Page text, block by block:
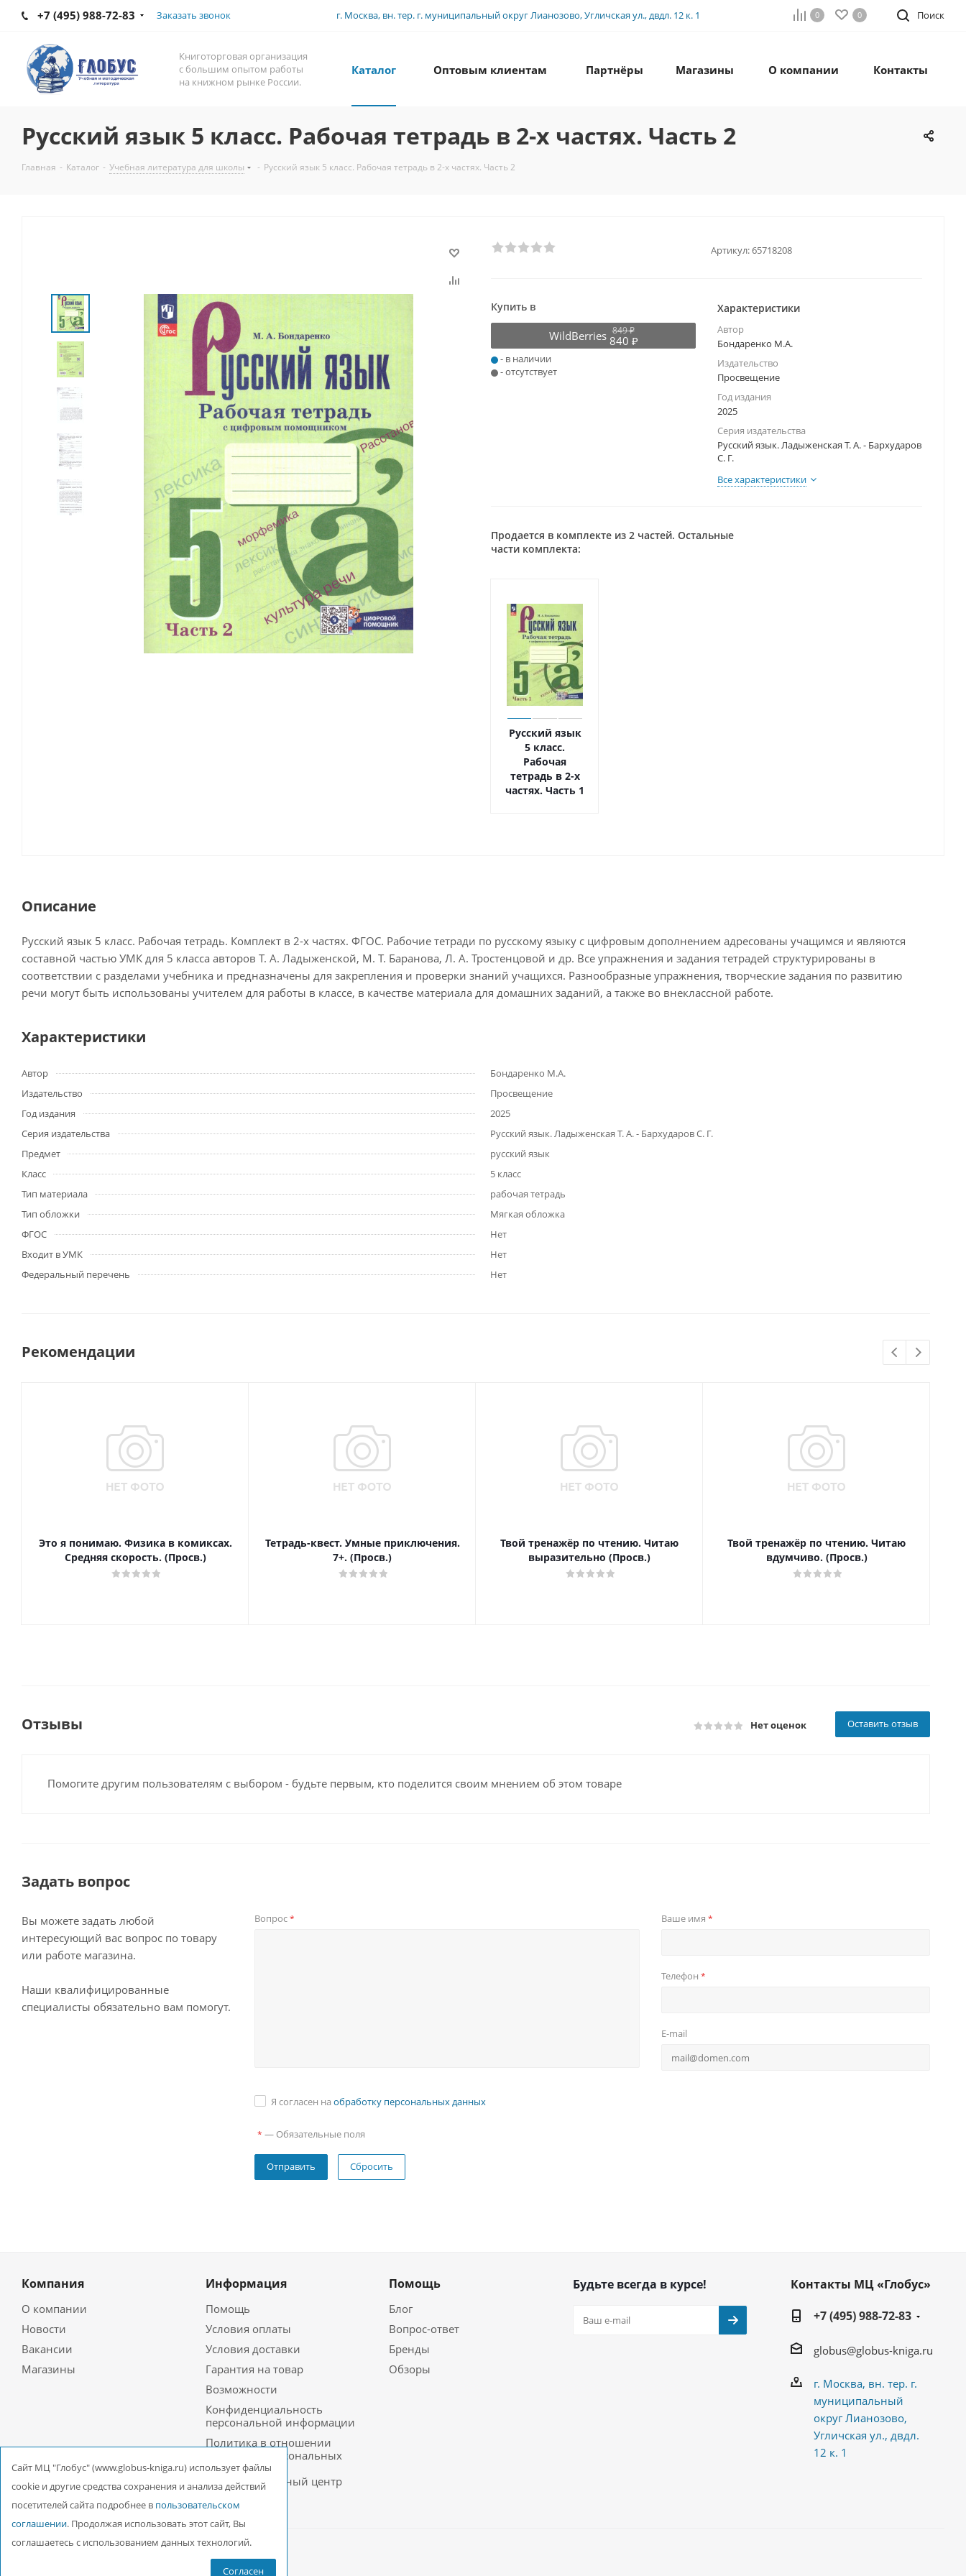
+7 (495) 988-72-83 Заказать звонок г. Москва, вн. тер. г. муниципальный округ Лианозово, Угличская ул., двдл. 12 к. 1 Поиск
0 0
Книготорговая организация
с большим опытом работы
на книжном рынке России.
Каталог Оптовым клиентам Партнёры Магазины О компании Контакты
Русский язык 5 класс. Рабочая тетрадь в 2-х частях. Часть 2
Главная - Каталог - Учебная литература для школы - Русский язык 5 класс. Рабочая тетрадь в 2-х частях. Часть 2
Артикул:65718208
Купить в
WildBerries 849 ₽
840 ₽
- в наличии
- отсутствует
Характеристики
Автор
Бондаренко М.А.
Издательство
Просвещение
Год издания
2025
Серия издательства
Русский язык. Ладыженская Т. А. - Бархударов
С. Г.
Все характеристики
Продается в комплекте из 2 частей. Остальные
части комплекта:
Русский язык
5 класс.
Рабочая
тетрадь в 2-х
частях. Часть 1
Описание
Русский язык 5 класс. Рабочая тетрадь. Комплект в 2-х частях. ФГОС. Рабочие тетради по русскому языку с цифровым дополнением адресованы учащимся и являются
составной частью УМК для 5 класса авторов Т. А. Ладыженской, М. Т. Баранова, Л. А. Тростенцовой и др. Все упражнения и задания тетрадей структурированы в
соответствии с разделами учебника и предназначены для закрепления и проверки знаний учащихся. Разнообразные упражнения, творческие задания по развитию
речи могут быть использованы учителем для работы в классе, в качестве материала для домашних заданий, а также во внеклассной работе.
Характеристики
Автор
Бондаренко М.А.
Издательство
Просвещение
Год издания
2025
Серия издательства
Русский язык. Ладыженская Т. А. - Бархударов С. Г.
Предмет
русский язык
Класс
5 класс
Тип материала
рабочая тетрадь
Тип обложки
Мягкая обложка
ФГОС
Нет
Входит в УМК
Нет
Федеральный перечень
Нет
Рекомендации
Это я понимаю. Физика в комиксах.
Средняя скорость. (Просв.)
Тетрадь-квест. Умные приключения.
7+. (Просв.)
Твой тренажёр по чтению. Читаю
выразительно (Просв.)
Твой тренажёр по чтению. Читаю
вдумчиво. (Просв.)
Отзывы Нет оценок Оставить отзыв
Помогите другим пользователям с выбором - будьте первым, кто поделится своим мнением об этом товаре
Задать вопрос
Вы можете задать любой
интересующий вас вопрос по товару
или работе магазина.
Наши квалифицированные
специалисты обязательно вам помогут.
Вопрос* Ваше имя *
Телефон *
E-mail
Я согласен на обработку персональных данных
* — Обязательные поля
Сбросить
Компания
О компании
Новости
Вакансии
Магазины
Информация
Помощь
Условия оплаты
Условия доставки
Гарантия на товар
Возможности
Конфиденциальность
персональной информации
Политика в отношении
обработки персональных
данных в ООО
Межрегиональный центр
«Глобус»
Помощь
Блог
Вопрос-ответ
Бренды
Обзоры
Будьте всегда в курсе!
Контакты МЦ «Глобус»
+7 (495) 988-72-83
globus@globus-kniga.ru
г. Москва, вн. тер. г.
муниципальный
округ Лианозово,
Угличская ул., двдл.
12 к. 1
2026 © ООО Межрегиональный Центр «Глобус»
Cайт МЦ "Глобус" (www.globus-kniga.ru) использует файлы
cookie и другие средства сохранения и анализа действий
посетителей сайта подробнее в пользовательском
соглашении. Продолжая использовать этот сайт, Вы
соглашаетесь с использованием данных технологий.
Согласен